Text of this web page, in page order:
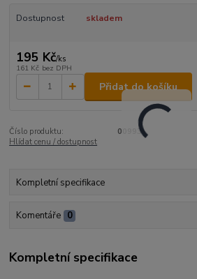
Dostupnost skladem
195 Kč/ks
161 Kč bez DPH
Přidat do košíku
Číslo produktu:
00993
Hlídat cenu / dostupnost
Kompletní specifikace
Komentáře 0
Kompletní specifikace